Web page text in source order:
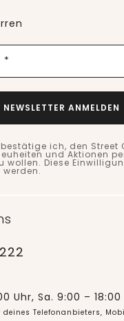
*
NEWSLETTER ANMELDEN
ich, den Street
und Aktionen
wollen. Diese
Uhr, Sa. 9:00 – 18:00
deines Telefonanbieters,